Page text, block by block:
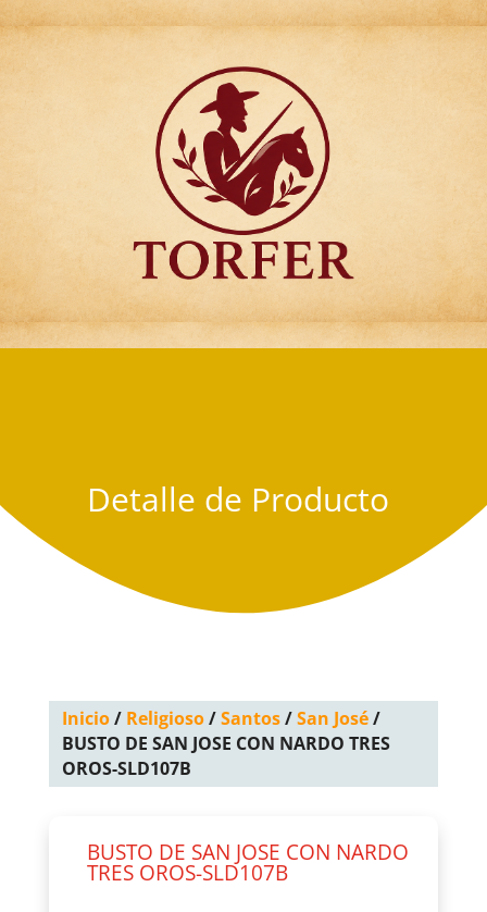
Articulos para
Regalo Torfer.
Detalle de Producto
Inicio/ Religioso/Santos/San José/
BUSTO DE SAN JOSE CON NARDO TRES
OROS-SLD107B
BUSTO DE SAN JOSE CON NARDO
TRES OROS-SLD107B